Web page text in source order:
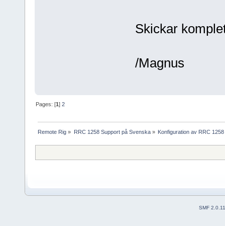
Skickar
/Magnus
Pages: [1]2
Remote Rig » RRC 1258 Support på Svenska» Konfiguration av RRC 1258
SMF 2.0.11